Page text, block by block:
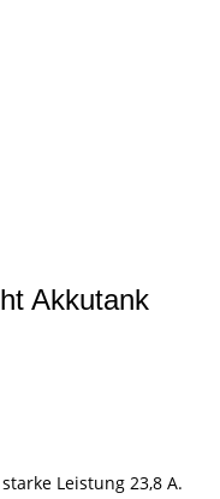
Akkutank
Leistung 23,8 A.